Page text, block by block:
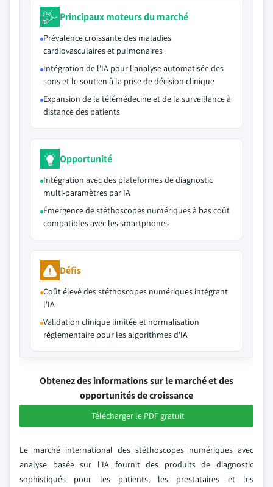
Principaux moteurs du marché
Prévalence croissante des maladies
cardiovasculaires et pulmonaires
Intégration de l'IA pour l'analyse automatisée des
sons et le soutien à la prise de décision clinique
Expansion de la télémédecine et de la surveillance à
distance des patients
Opportunité
Intégration avec des plateformes de diagnostic
multi-paramètres par IA
Émergence de stéthoscopes numériques à bas coût
compatibles avec les smartphones
Défis
Coût élevé des stéthoscopes numériques intégrant
l'IA
Validation clinique limitée et normalisation
réglementaire pour les algorithmes d'IA
Obtenez des informations sur le marché et des
opportunités de croissance
Télécharger le PDF gratuit
Le marché international des stéthoscopes numériques avec
analyse basée sur l'IA fournit des produits de diagnostic
sophistiqués pour les patients, les prestataires et les